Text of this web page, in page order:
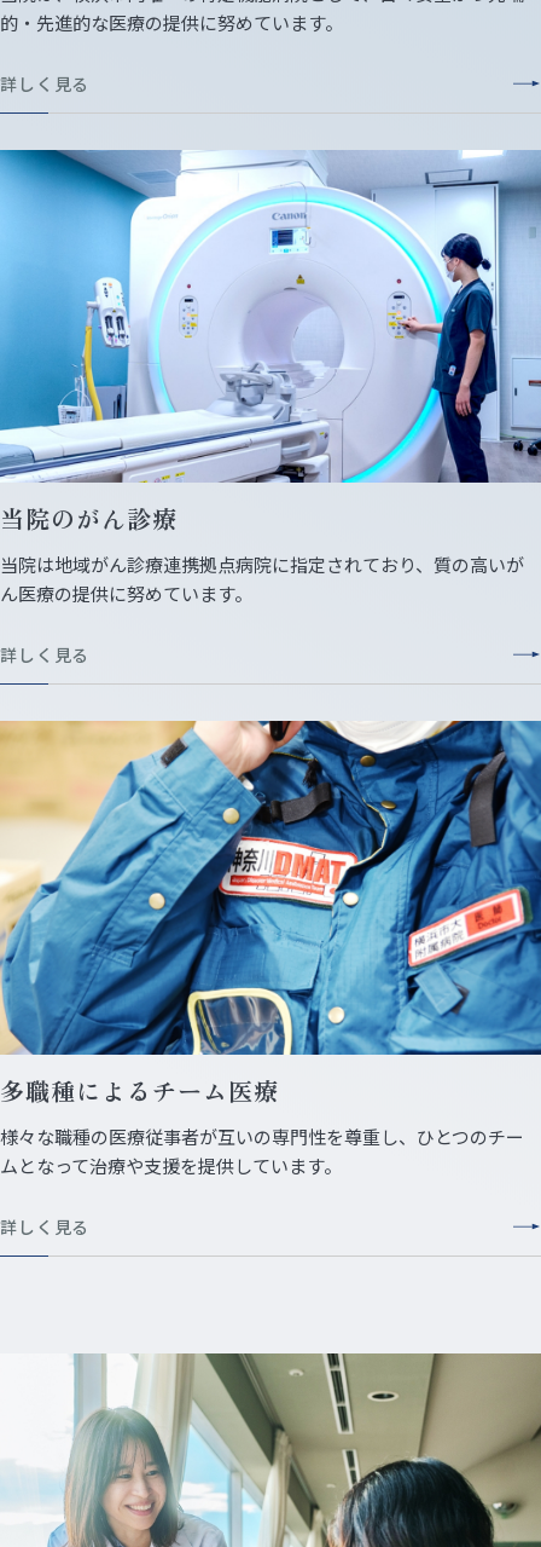
的・先進的な医療の提供に努めています。
詳しく見る
当院のがん診療
当院は地域がん診療連携拠点病院に指定されており、質の高いが
ん医療の提供に努めています。
詳しく見る
多職種によるチーム医療
様々な職種の医療従事者が互いの専門性を尊重し、ひとつのチー
ムとなって治療や支援を提供しています。
詳しく見る